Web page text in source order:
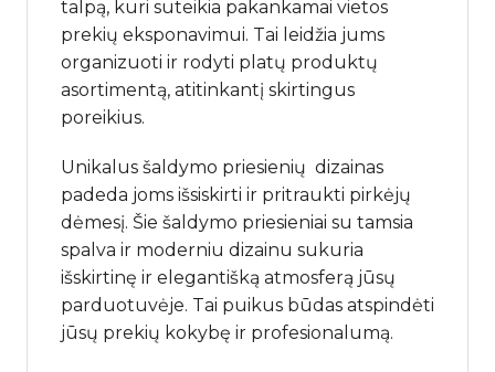
talpą, kuri suteikia pakankamai vietos
prekių eksponavimui. Tai leidžia jums
organizuoti ir rodyti platų produktų
asortimentą, atitinkantį skirtingus
poreikius.
Unikalus šaldymo priesienių dizainas
padeda joms išsiskirti ir pritraukti pirkėjų
dėmesį. Šie šaldymo priesieniai su tamsia
spalva ir moderniu dizainu sukuria
išskirtinę ir elegantišką atmosferą jūsų
parduotuvėje. Tai puikus būdas atspindėti
jūsų prekių kokybę ir profesionalumą.